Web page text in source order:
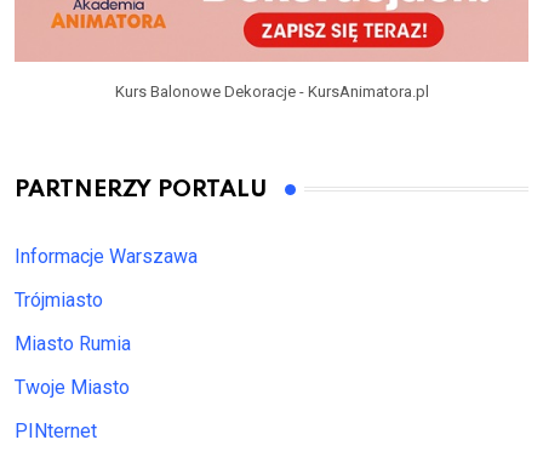
Kurs Balonowe Dekoracje - KursAnimatora.pl
PARTNERZY PORTALU
Informacje Warszawa
Trójmiasto
Miasto Rumia
Twoje Miasto
PINternet